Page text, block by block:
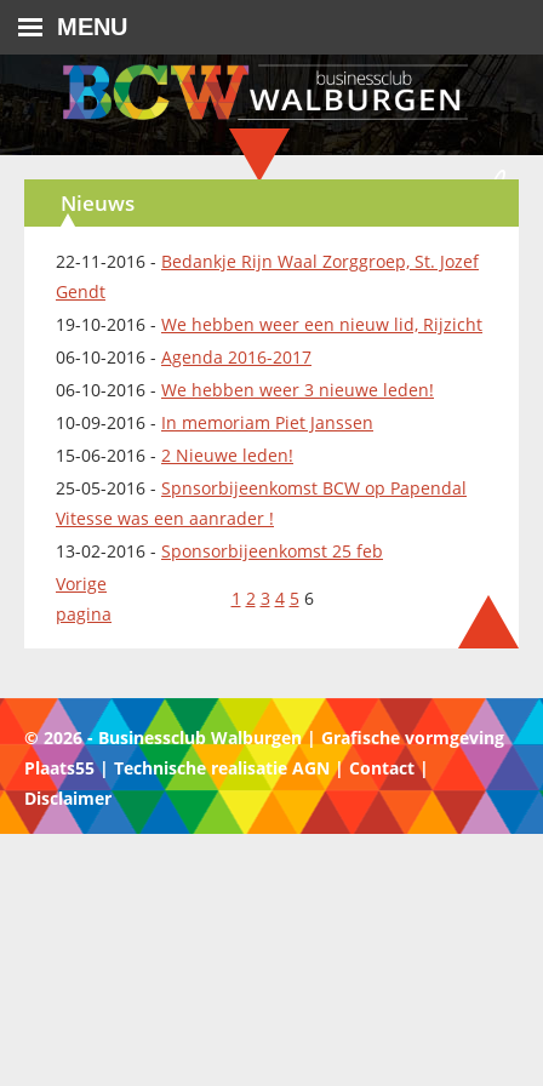
MENU
Nieuws
22-11-2016 - Bedankje Rijn Waal Zorggroep, St. Jozef
Gendt
19-10-2016 - We hebben weer een nieuw lid, Rijzicht
06-10-2016 - Agenda 2016-2017
06-10-2016 - We hebben weer 3 nieuwe leden!
10-09-2016 - In memoriam Piet Janssen
15-06-2016 - 2 Nieuwe leden!
25-05-2016 - Spnsorbijeenkomst BCW op Papendal
Vitesse was een aanrader !
13-02-2016 - Sponsorbijeenkomst 25 feb
Vorige
pagina
1 2 3 4 5 6
© 2026 - Businessclub Walburgen | Grafische vormgeving
Plaats55 | Technische realisatie AGN | Contact|
Disclaimer